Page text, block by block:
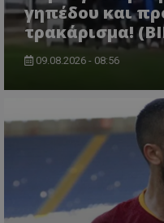
γηπέδου και
τρακάρισμα!
09.08.2026 - 08:56